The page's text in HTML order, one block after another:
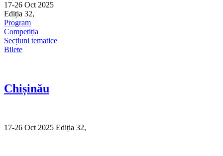
17-26 Oct 2025
Ediția 32,
Program
Competiția
Secțiuni tematice
Bilete
Chișinău
17-26 Oct 2025 Ediția 32,